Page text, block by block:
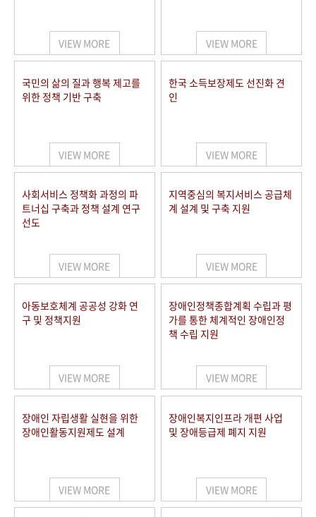
VIEW MORE VIEW MORE
국민의 삶의 질과 행복 제고를
위한 정책 기반 구축
VIEW MORE
한국 소득보장제도 선진화 견
인
VIEW MORE
사회서비스 정책화 과정의 파
트너십 구축과 정책 설계 연구
선도
VIEW MORE
지역중심의 복지서비스 공급체
계 설계 및 구축 지원
VIEW MORE
아동보호체계 공공성 강화 연
구 및 정책지원
VIEW MORE
장애인정책종합계획 수립과 평
가를 통한 체계적인 장애인정
책 수립 지원
VIEW MORE
장애인 자립생활 실현을 위한
장애인활동지원제도 설계
VIEW MORE
장애인복지인프라 개편 사업
및 장애등급제 폐지 지원
VIEW MORE